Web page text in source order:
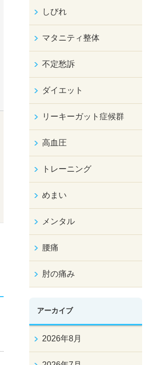
しびれ
マタニティ整体
不定愁訴
ダイエット
リーキーガット症候群
高血圧
トレーニング
めまい
メンタル
腰痛
肘の痛み
アーカイブ
2026年8月